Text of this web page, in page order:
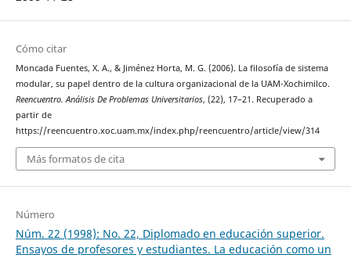
Cómo citar
Moncada Fuentes, X. A., & Jiménez Horta, M. G. (2006). La filosofía de sistema
modular, su papel dentro de la cultura organizacional de la UAM-Xochimilco.
Reencuentro. Análisis De Problemas Universitarios, (22), 17–21. Recuperado a
partir de
https://reencuentro.xoc.uam.mx/index.php/reencuentro/article/view/314
Más formatos de cita
Número
Núm. 22 (1998): No. 22, Diplomado en educación superior.
Ensayos de profesores y estudiantes. La educación como un